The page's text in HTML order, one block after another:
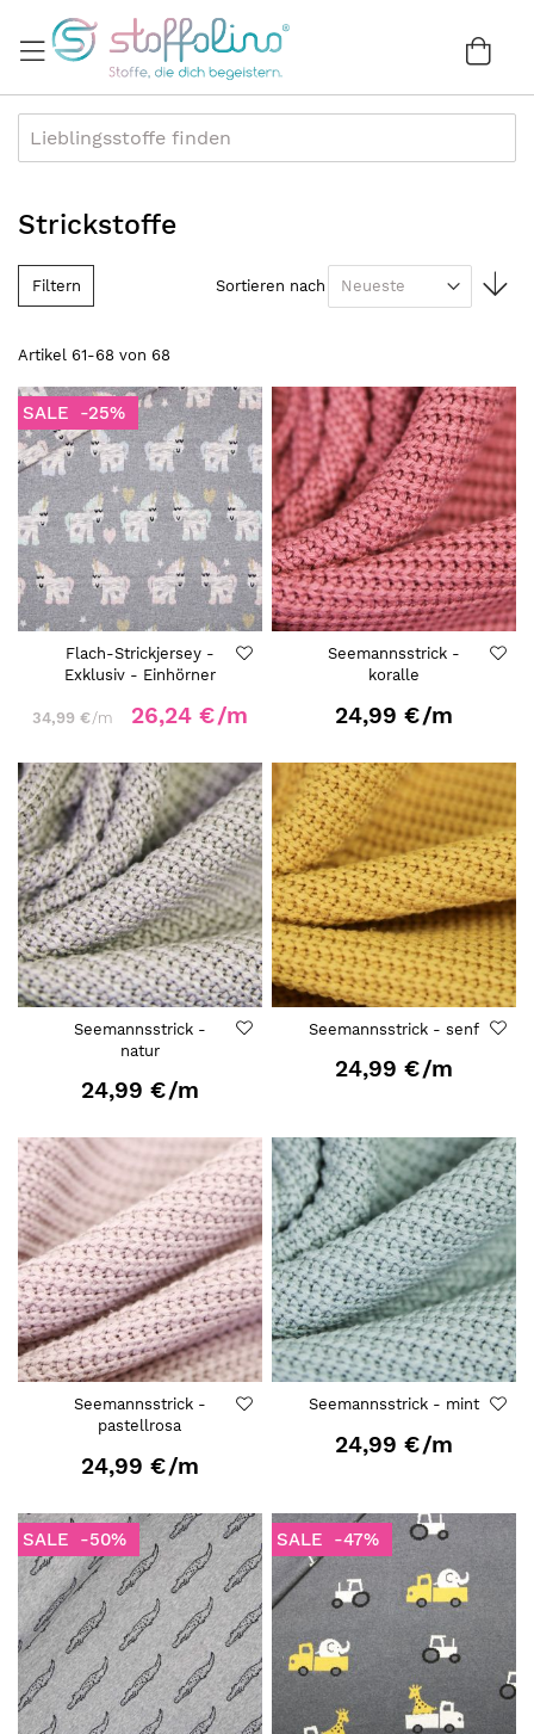
Inhalt
Strickstoffe
Artikel 61-68 von 68
Sortieren nach
SALE -25%
Flach-Strickjersey -
Exklusiv - Einhörner
34,99 €/m 26,24 €/m
Seemannsstrick -
koralle
24,99 €/m
Seemannsstrick -
natur
24,99 €/m
Seemannsstrick - senf
24,99 €/m
Seemannsstrick -
pastellrosa
24,99 €/m
Seemannsstrick - mint
24,99 €/m
SALE -50% SALE -47%
Filtern